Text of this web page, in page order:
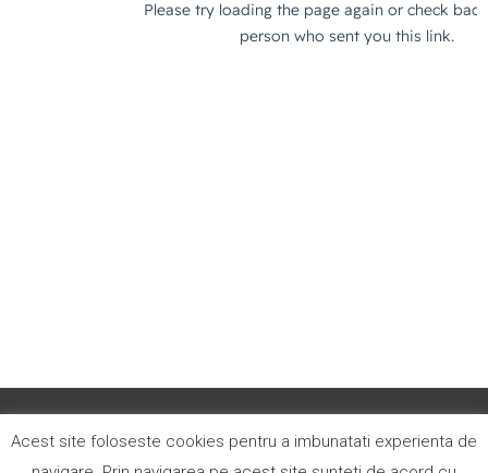
Acest site foloseste cookies pentru a imbunatati experienta de